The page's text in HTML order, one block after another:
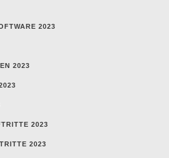
2023
2023
2023
2023